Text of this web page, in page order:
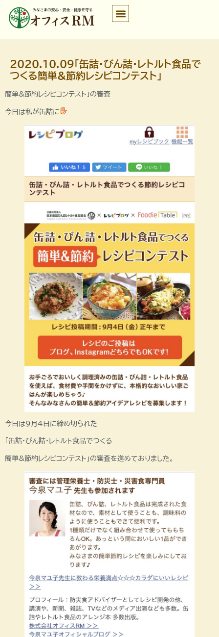
2020.10.09「缶詰・びん詰・レトルト食品で
つくる簡単&節約レシピコンテスト」
簡単&節約レシピコンテスト」の審査
今日は私が缶詰に
今日は9月4日に締め切られた
「缶詰・びん詰・レトルト食品でつくる
簡単&節約レシピコンテスト」の審査を進めておりました。